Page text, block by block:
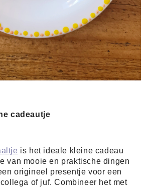
cadeautje
is het ideale kleine cadeau
van mooie en praktische dingen
origineel presentje voor een
of juf. Combineer het met